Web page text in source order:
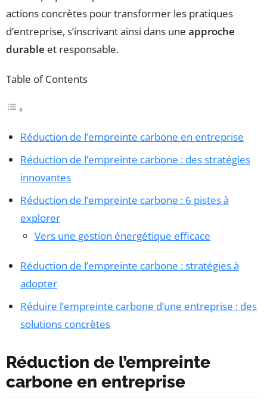
actions concrètes pour transformer les pratiques
d’entreprise, s’inscrivant ainsi dans une approche
durable et responsable.
Table of Contents
Réduction de l’empreinte carbone en entreprise
Réduction de l’empreinte carbone : des stratégies
innovantes
Réduction de l’empreinte carbone : 6 pistes à
explorer
Vers une gestion énergétique efficace
Réduction de l’empreinte carbone : stratégies à
adopter
Réduire l’empreinte carbone d’une entreprise : des
solutions concrètes
Réduction de l’empreinte
carbone en entreprise